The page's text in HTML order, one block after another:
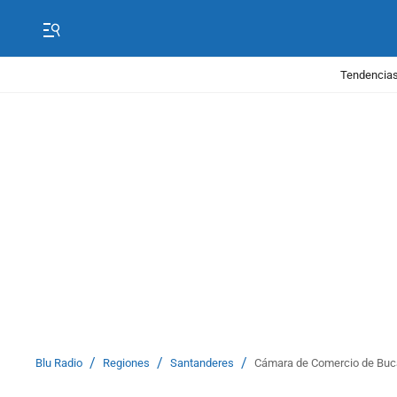
Blu Radio / Regiones / Santanderes / Cámara de Comercio de